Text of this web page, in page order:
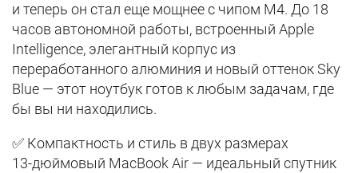
и теперь он стал еще мощнее с чипом M4. До 18
часов автономной работы, встроенный Apple
Intelligence, элегантный корпус из
переработанного алюминия и новый оттенок Sky
Blue — этот ноутбук готов к любым задачам, где
бы вы ни находились.
✅ Компактность и стиль в двух размерах
13-дюймовый MacBook Air — идеальный спутник